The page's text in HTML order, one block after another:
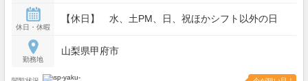
休日・休暇
【休日】 水、土PM、日、祝ほかシフト以外の日
勤務地
山梨県甲府市